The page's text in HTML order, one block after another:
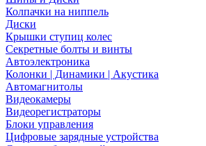
Колпачки на ниппель
Диски
Крышки ступиц колес
Секретные болты и винты
Автоэлектроника
Колонки | Динамики | Акустика
Автомагнитолы
Видеокамеры
Видеорегистраторы
Блоки управления
Цифровые зарядные устройства